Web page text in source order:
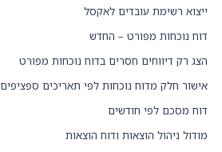
ייצוא רשימת עובדים לאקסל
דוח נוכחות מפורט – החדש
הצג רק דיווחים חסרים בדוח נוכחות מפורט
אישור חלק מדוח נוכחות לפי תאריכים ספציפים
דוח מסכם לפי חודשים
מודול ניהול הוצאות ודוח הוצאות